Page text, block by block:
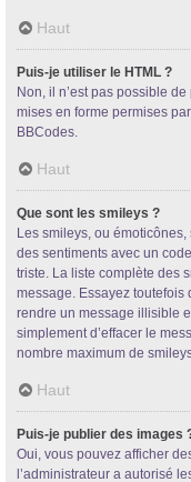
Haut
Puis-je utiliser le HTML ?
Non, il n’est pas possible
mises en forme permises
BBCodes.
Haut
Que sont les smileys ?
Les smileys, ou
des sentiments avec un
triste. La liste complète des
message. Essayez toutefois
rendre un message illisible
simplement d’effacer le
nombre maximum de
Haut
Puis-je publier des images
Oui, vous pouvez afficher
l’administrateur a autorisé